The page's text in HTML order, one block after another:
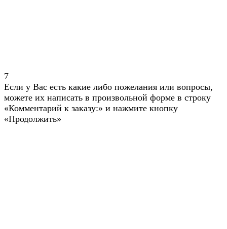
7
Если у Вас есть какие либо пожелания или вопросы,
можете их написать в произвольной форме в строку
«Комментарий к заказу:» и нажмите кнопку
«Продолжить»